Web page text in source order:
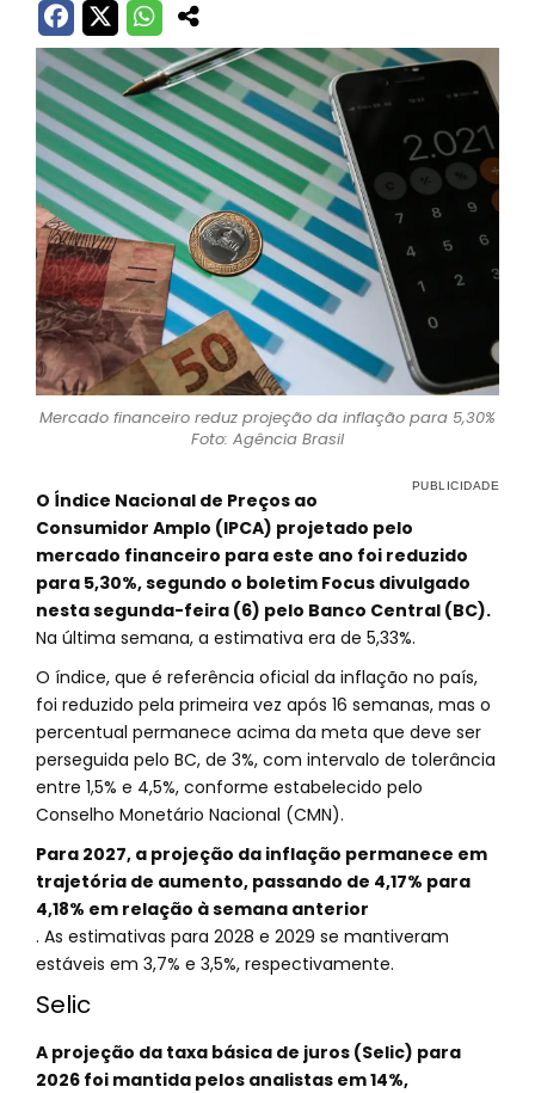
Mercado financeiro reduz projeção da inflação para 5,30%
Foto: Agência Brasil
O Índice Nacional de Preços ao
Consumidor Amplo (IPCA) projetado pelo
mercado financeiro para este ano foi reduzido
para 5,30%, segundo o boletim Focus divulgado
nesta segunda-feira (6) pelo Banco Central (BC).
Na última semana, a estimativa era de 5,33%.
O índice, que é referência oficial da inflação no país,
foi reduzido pela primeira vez após 16 semanas, mas o
percentual permanece acima da meta que deve ser
perseguida pelo BC, de 3%, com intervalo de tolerância
entre 1,5% e 4,5%, conforme estabelecido pelo
Conselho Monetário Nacional (CMN).
Para 2027, a projeção da inflação permanece em
trajetória de aumento, passando de 4,17% para
4,18% em relação à semana anterior
. As estimativas para 2028 e 2029 se mantiveram
estáveis em 3,7% e 3,5%, respectivamente.
Selic
A projeção da taxa básica de juros (Selic) para
2026 foi mantida pelos analistas em 14%,